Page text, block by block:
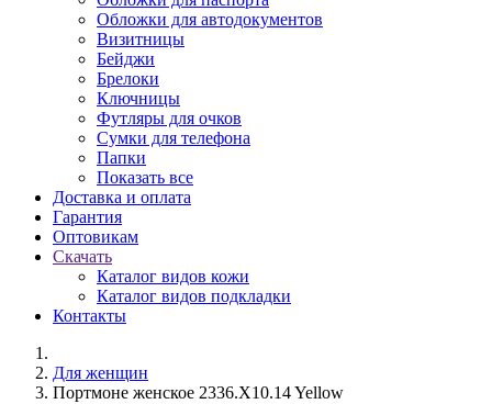
Обложки для автодокументов
Визитницы
Бейджи
Брелоки
Ключницы
Футляры для очков
Сумки для телефона
Папки
Показать все
Доставка и оплата
Гарантия
Оптовикам
Скачать
Каталог видов кожи
Каталог видов подкладки
Контакты
Для женщин
Портмоне женское 2336.X10.14 Yellow